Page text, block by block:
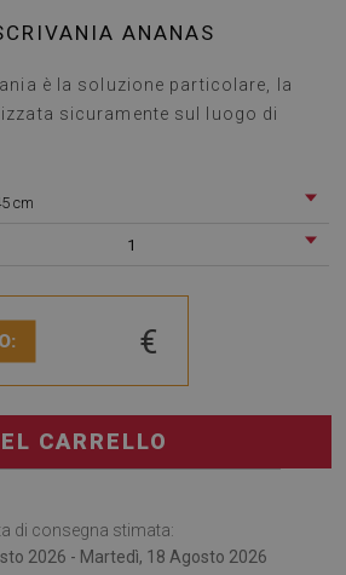
ANANAS
è la soluzione particolare, la
sicuramente sul luogo di
cm
1
€
CARRELLO
di consegna stimata:
2026 - Martedì, 18 Agosto 2026